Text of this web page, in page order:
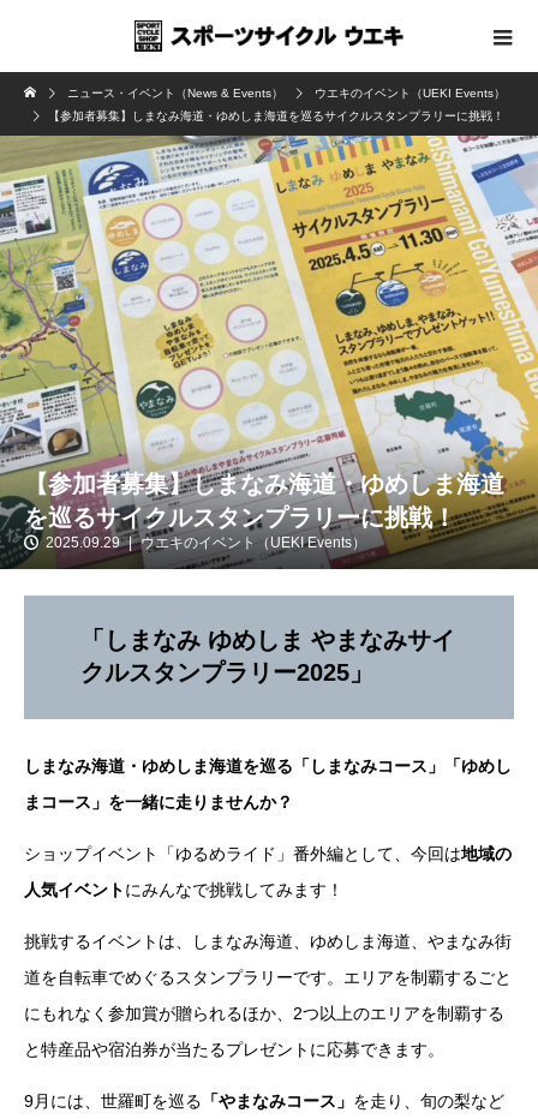
ニュース・イベント（News & Events）
ウエキのイベント（UEKI Events）
【参加者募集】しまなみ海道・ゆめしま海道を巡るサイクルスタンプラリーに挑戦！
【参加者募集】しまなみ海道・ゆめしま海道
を巡るサイクルスタンプラリーに挑戦！
2025.09.29 ウエキのイベント（UEKI Events）
「しまなみ ゆめしま やまなみサイ
クルスタンプラリー2025」
しまなみ海道・ゆめしま海道を巡る「しまなみコース」「ゆめし
まコース」を一緒に走りませんか？
ショップイベント「ゆるめライド」番外編として、今回は地域の
人気イベントにみんなで挑戦してみます！
挑戦するイベントは、しまなみ海道、ゆめしま海道、やまなみ街
道を自転車でめぐるスタンプラリーです。エリアを制覇するごと
にもれなく参加賞が贈られるほか、2つ以上のエリアを制覇する
と特産品や宿泊券が当たるプレゼントに応募できます。
9月には、世羅町を巡る 「やまなみコース」 を走り、旬の梨など